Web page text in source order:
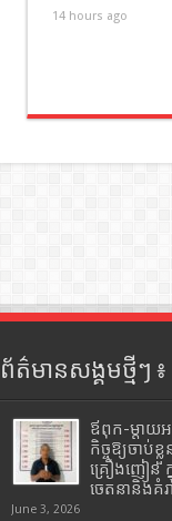
14 hours ago
ព័ត៌មានសង្គមថ្មីៗ ៖
ឪពុក-ម្ដាយ
កិច្ចឱ្យចាប់ខ្
គ្រឿងញៀន
ចេតនានិងគំ
June 3, 2026